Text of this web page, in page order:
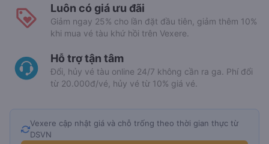
Luôn có giá ưu đãi
Giảm ngay 25% cho lần đặt đầu tiên, giảm thêm 10%
khi mua vé tàu khứ hồi trên Vexere.
Hỗ trợ tận tâm
Đổi, hủy vé tàu online 24/7 không cần ra ga. Phí đổi
từ 20.000đ/vé, hủy vé từ 10% giá vé.
Vexere cập nhật giá và chỗ trống theo thời gian thực từ
DSVN